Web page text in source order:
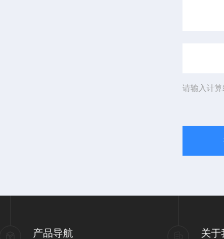
请输入计
产品导航 关于